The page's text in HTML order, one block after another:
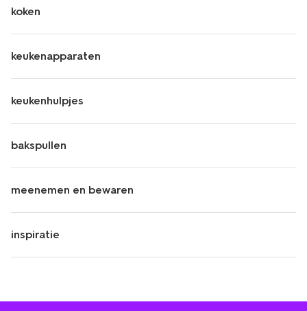
koken
keukenapparaten
keukenhulpjes
bakspullen
meenemen en bewaren
inspiratie